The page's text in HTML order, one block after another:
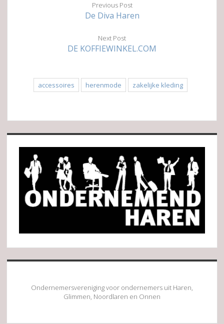
Previous Post
De Diva Haren
Next Post
DE KOFFIEWINKEL.COM
accessoires herenmode zakelijke kleding
Sidebar
Ondernemersvereniging voor ondernemers uit Haren,
Glimmen, Noordlaren en Onnen